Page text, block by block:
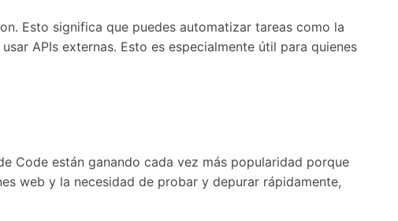
Esto significa que puedes automatizar tareas como la
APIs externas. Esto es especialmente útil para quienes
Code están ganando cada vez más popularidad porque
web y la necesidad de probar y depurar rápidamente,